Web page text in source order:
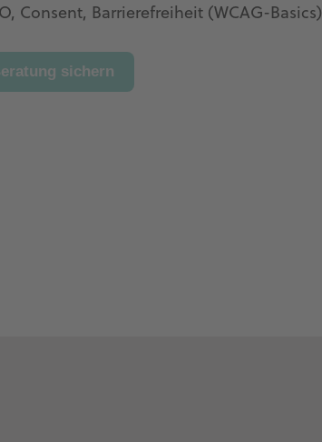
Consent, Barrierefreiheit (WCAG-Basics)
sichern